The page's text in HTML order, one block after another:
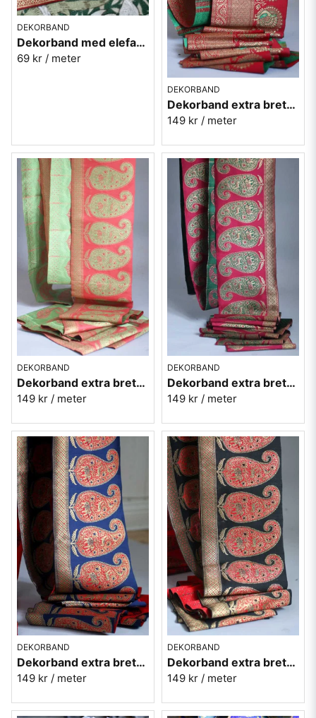
DEKORBAND
Dekorband med elefanter - röd
69 kr / meter
DEKORBAND
Dekorband extra brett med påfåglar
149 kr / meter
DEKORBAND
Dekorband extra brett med paiselymönster - Laxrosa
149 kr / meter
DEKORBAND
Dekorband extra brett med paiselymönster - Rosa
149 kr / meter
DEKORBAND
Dekorband extra brett med paiselymönster - Blå
149 kr / meter
DEKORBAND
Dekorband extra brett med paiselymönster - Svart
149 kr / meter